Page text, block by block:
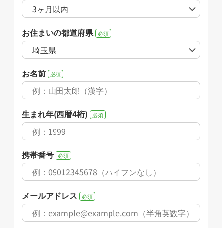
お住まいの都道府県 必須
お名前 必須
生まれ年(西暦4桁) 必須
携帯番号 必須
メールアドレス 必須